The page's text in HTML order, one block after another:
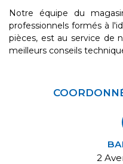
Notre équipe du
professionnels formés à
pièces, est au service de
meilleurs conseils
2